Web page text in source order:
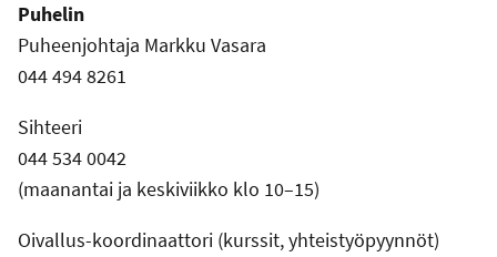
Puhelin
Puheenjohtaja Markku Vasara
044 494 8261
Sihteeri
044 534 0042
(maanantai ja keskiviikko klo 10–15)
Oivallus-koordinaattori (kurssit, yhteistyöpyynnöt)